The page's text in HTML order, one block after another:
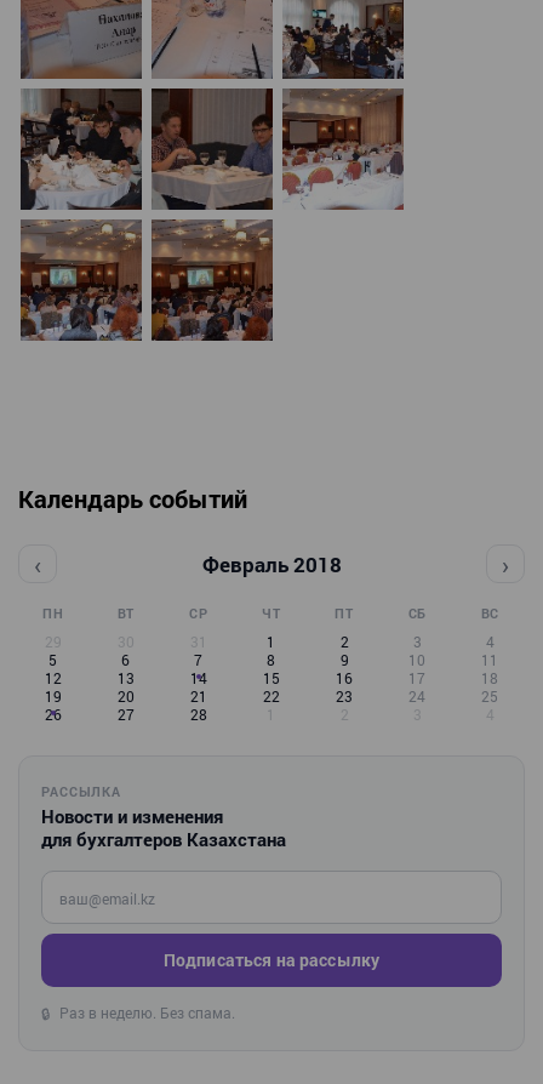
Календарь событий
‹ Февраль 2018 ›
ПН ВТ СР ЧТ ПТ СБ ВС
29 30 31 1 2 3
4
5
6 7 8 9 10
11
12
13 14 15 16 17
18
19
20 21 22 23 24
25
26
27 28 1 2 3 4
РАССЫЛКА
Новости и изменения
для бухгалтеров Казахстана
Введите ваш e-mail
Подписаться на рассылку
🔒 Раз в неделю. Без спама.